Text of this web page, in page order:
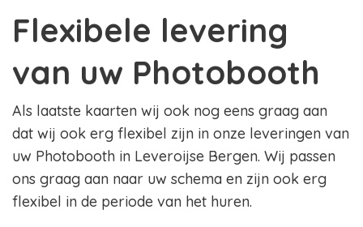
Flexibele levering
van uw Photobooth
Als laatste kaarten wij ook nog eens graag aan
dat wij ook erg flexibel zijn in onze leveringen van
uw Photobooth in Leveroijse Bergen. Wij passen
ons graag aan naar uw schema en zijn ook erg
flexibel in de periode van het huren.